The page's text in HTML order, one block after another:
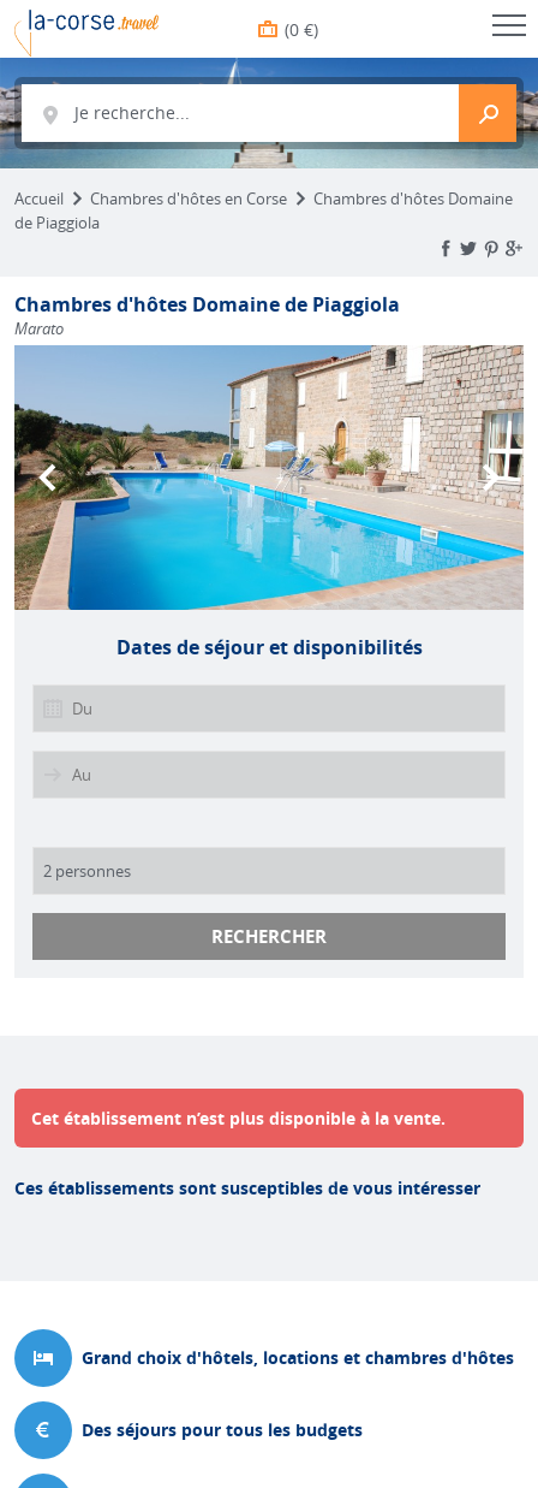
(0 €)
Je recherche...
Accueil Chambres d'hôtes en Corse
Chambres d'hôtes Domaine
de Piaggiola
Chambres d'hôtes Domaine de Piaggiola
Marato
Dates de séjour et disponibilités
RECHERCHER
Cet établissement n’est plus disponible à la vente.
Ces établissements sont susceptibles de vous intéresser
Grand choix d'hôtels, locations et chambres d'hôtes
Des séjours pour tous les budgets